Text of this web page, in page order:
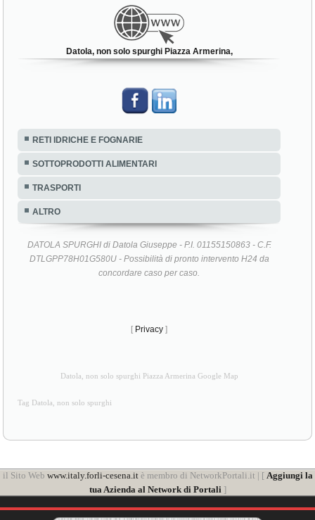
Datola, non solo spurghi Piazza Armerina,
RETI IDRICHE E FOGNARIE
SOTTOPRODOTTI ALIMENTARI
TRASPORTI
ALTRO
DATOLA SPURGHI di Datola Giuseppe - P.I. 01155150863 - C.F.
DTLGPP78H01G580U - Possibilità di pronto intervento H24 da
concordare caso per caso.
[ Privacy ]
Datola, non solo spurghi Piazza Armerina Google Map
Tag Datola, non solo spurghi
il Sito Web www.italy.forli-cesena.itè membro di NetworkPortali.it | [ Aggiungi la
tua Azienda al Network di Portali ]